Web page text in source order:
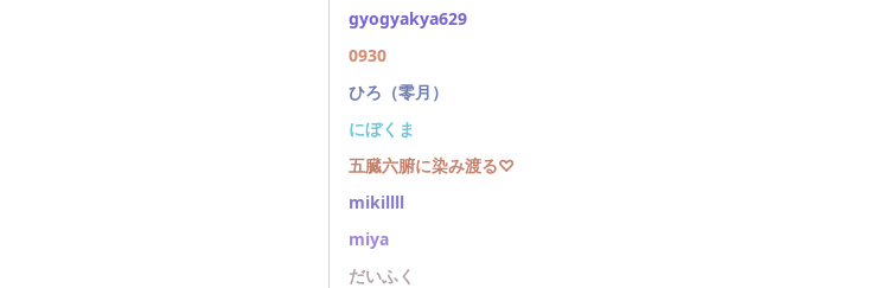
gyogyakya629
0930
ひろ（零月）
にぼくま
五臓六腑に染み渡る♡
mikillll
miya
だいふく